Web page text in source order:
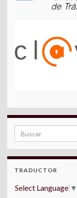
Search for:
TRADUCTOR
Select Language ▼